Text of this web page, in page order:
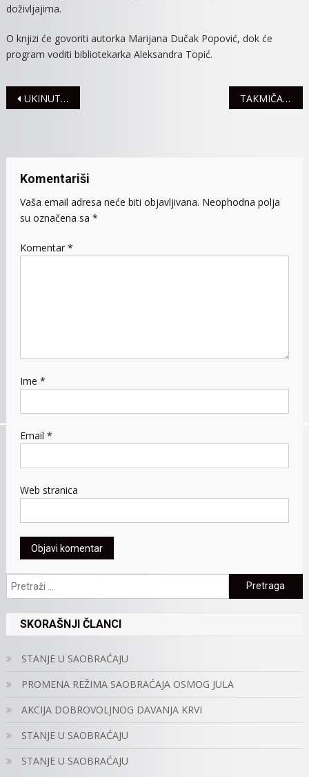
doživljajima.
O knjizi će govoriti autorka Marijana Dučak Popović, dok će
program voditi bibliotekarka Aleksandra Topić.
Navigacija
UKINUTA ZABRANA POSETA U OPŠTOJ BOLNICI SREMSKA MITROVICA TAKMIČARKE KARATE KLUBA SREMA OSTVARILE IZVANREDNE REZULTATE NA ŠKOLSKOM PRVENSTVU
Komentariši
Vaša email adresa neće biti objavljivana. Neophodna polja
su označena sa *
Komentar *
Ime *
Email *
Web stranica
Pretraga:
SKORAŠNJI ČLANCI
STANJE U SAOBRAĆAJU
PROMENA REŽIMA SAOBRAĆAJA OSMOG JULA
AKCIJA DOBROVOLJNOG DAVANJA KRVI
STANJE U SAOBRAĆAJU
STANJE U SAOBRAĆAJU